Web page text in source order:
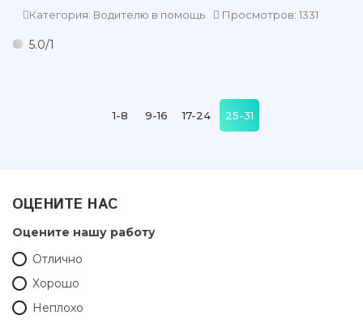
Категория: Водителю в помощь Просмотров: 1331
5.0/1
1-8 9-16 17-24 25-31
ОЦЕНИТЕ НАС
Оцените нашу работу
Отлично
Хорошо
Неплохо